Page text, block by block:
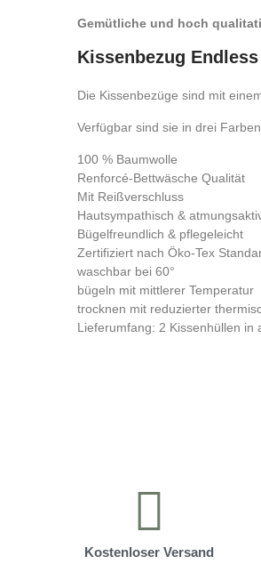
Gemütliche und hoch
Kissenbezug
Die Kissenbezüge sind mit
Verfügbar sind sie in drei
100 % Baumwolle
Renforcé-Bettwäsche Qualität
Mit Reißverschluss
Hautsympathisch &
Bügelfreundlich & pflegeleicht
Zertifiziert nach Öko-Tex
waschbar bei 60°
bügeln mit mittlerer Temperatur
trocknen mit reduzierter
Lieferumfang: 2 Kissenhüllen in
Kostenloser Versand